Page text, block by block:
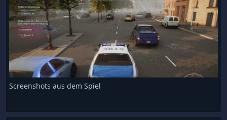
Screenshots aus dem Spiel